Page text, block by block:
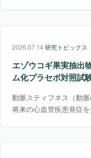
家庭レベルでも蒸留を
究は、月桂樹ハイドロ
分野への応用可能性を
2026.07.14研究トピックス
エゾウコギ果実抽出
ム化プラセボ対照試
動脈スティフネス（動
将来の心血管疾患発症
senticosus（シノニム